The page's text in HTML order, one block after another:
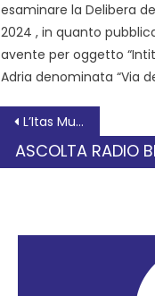
esaminare la Delibera
2024 , in quanto
avente per oggetto
Adria denominata “Via
L’Itas Mutua strappa il pari sul diamante del forte Grosseto.
ASCOLTA RADIO